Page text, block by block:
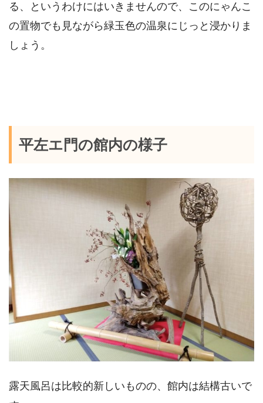
る、というわけにはいきませんので、このにゃんこ
の置物でも見ながら緑玉色の温泉にじっと浸かりま
しょう。
平左エ門の館内の様子
露天風呂は比較的新しいものの、館内は結構古いで